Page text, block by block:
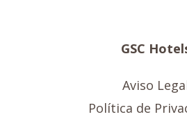
GSC
Aviso
Política de